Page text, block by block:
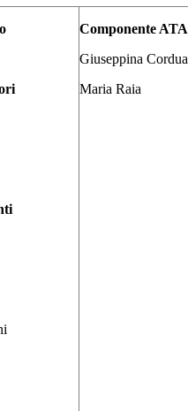
Componente ATA
Giuseppina Cordua
Maria Raia